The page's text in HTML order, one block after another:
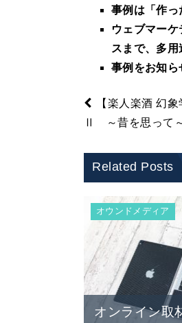
事例は「作っ
ウェブマー
スまで、多用
事例をお知ら
【楽人楽酒 幻
Ⅱ ～昔を思って
Related Posts
オウンドメディア
オンライン取